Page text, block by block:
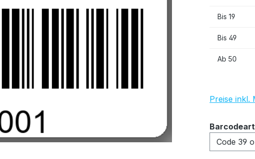
Bis 19
Bis 49
Ab 50
Preise inkl.
Barcodeart